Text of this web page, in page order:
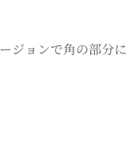
で角の部分に